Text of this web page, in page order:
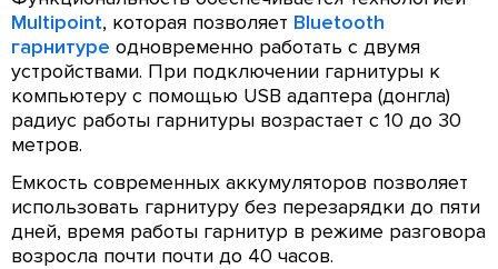
Multipoint, которая позволяет Bluetooth
гарнитуре одновременно работать с двумя
устройствами. При подключении гарнитуры к
компьютеру с помощью USB адаптера (донгла)
радиус работы гарнитуры возрастает с 10 до 30
метров.
Емкость современных аккумуляторов позволяет
использовать гарнитуру без перезарядки до пяти
дней, время работы гарнитур в режиме разговора
возросла почти почти до 40 часов.